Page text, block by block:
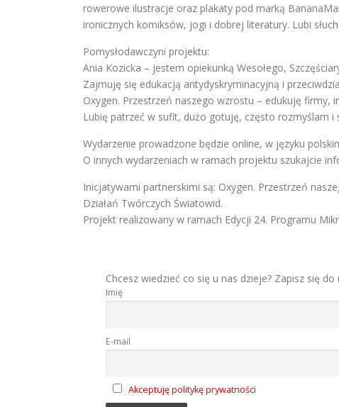
rowerowe ilustracje oraz plakaty pod marką
ironicznych komiksów, jogi i dobrej literatury. Lubi
Pomysłodawczyni projektu:
Ania Kozicka – jestem opiekunką Wesołego,
Zajmuję się edukacją antydyskryminacyjną i
Oxygen. Przestrzeń naszego wzrostu – edukuję
Lubię patrzeć w sufit, dużo gotuję, często rozmyślam i
Wydarzenie prowadzone będzie online, w języku
O innych wydarzeniach w ramach projektu szukajcie
Inicjatywami partnerskimi są: Oxygen. Przestrzeń
Działań Twórczych Światowid.
Projekt realizowany w ramach Edycji 24. Programu
Chcesz wiedzieć co się u nas dzieje? Zapisz się
Imię
E-mail
Akceptuję politykę prywatności